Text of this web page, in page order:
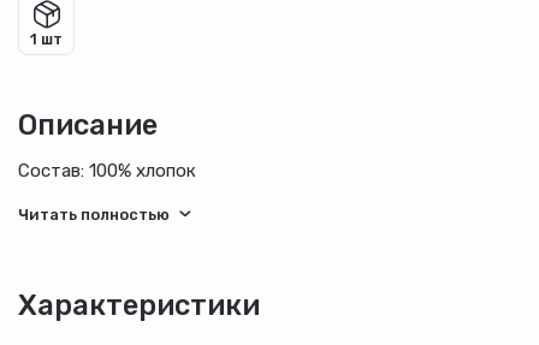
1 шт
Описание
Состав: 100% хлопок
Характеристики